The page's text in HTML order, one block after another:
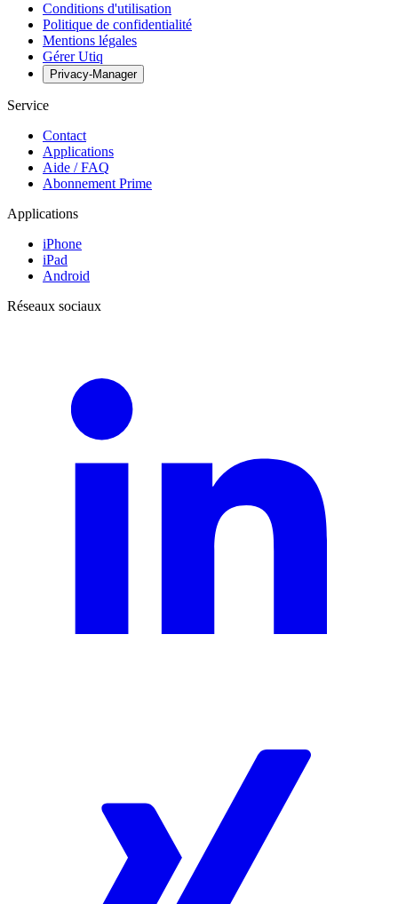
Conditions d'utilisation
Politique de confidentialité
Mentions légales
Gérer Utiq
Privacy-Manager
Service
Contact
Applications
Aide / FAQ
Abonnement Prime
Applications
iPhone
iPad
Android
Réseaux sociaux